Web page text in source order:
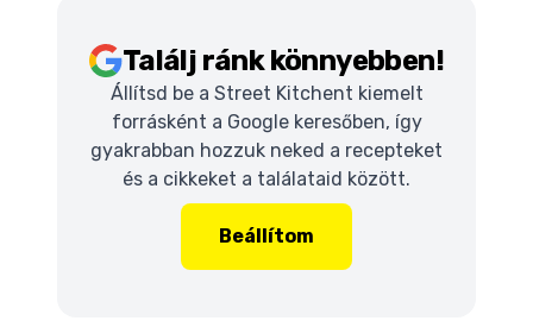
Találj ránk könnyebben!
Állítsd be a Street Kitchent kiemelt
forrásként a Google keresőben, így
gyakrabban hozzuk neked a recepteket
és a cikkeket a találataid között.
Beállítom